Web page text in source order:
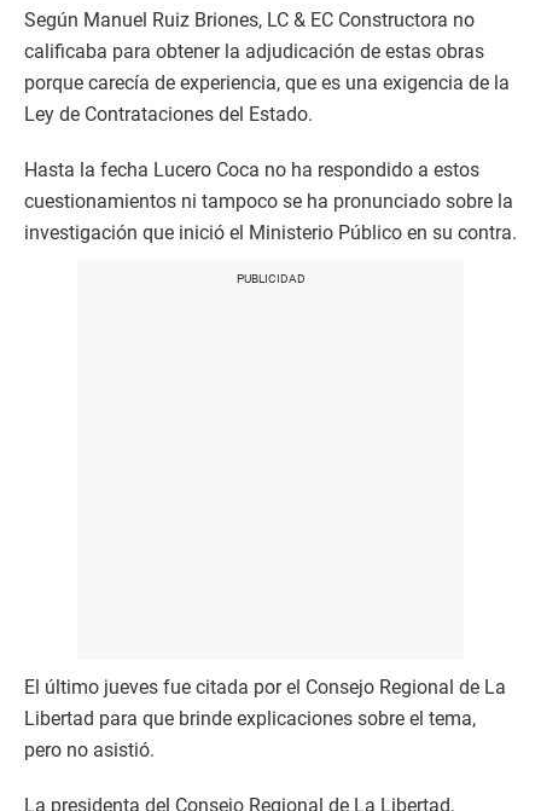
Según Manuel Ruiz Briones, LC & EC Constructora no
calificaba para obtener la adjudicación de estas obras
porque carecía de experiencia, que es una exigencia de la
Ley de Contrataciones del Estado.
Hasta la fecha Lucero Coca no ha respondido a estos
cuestionamientos ni tampoco se ha pronunciado sobre la
investigación que inició el Ministerio Público en su contra.
El último jueves fue citada por el Consejo Regional de La
Libertad para que brinde explicaciones sobre el tema,
pero no asistió.
La presidenta del Consejo Regional de La Libertad,